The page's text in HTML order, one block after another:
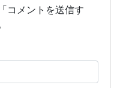
コメントを送信す